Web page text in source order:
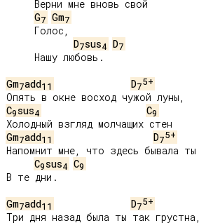
G7 Gm7
D7sus4 D7
Gm7add11 D75+
C9sus4 C9
Gm7add11 D75+
Напомнит мне, что здесь бывала ты
C9sus4 C9
В те дни.
Gm7add11 D75+